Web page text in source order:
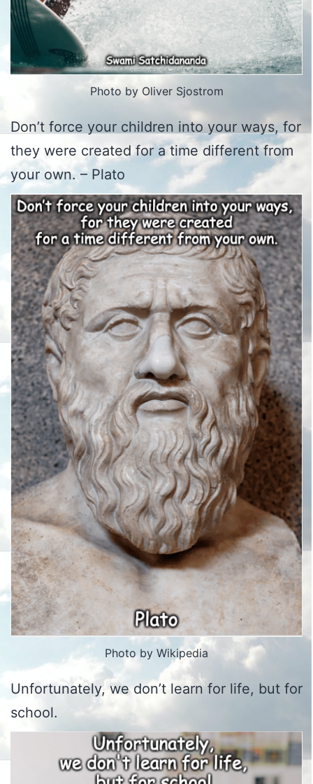
Photo by Oliver Sjostrom
Don’t force your children into your ways, for
they were created for a time different from
your own. – Plato
Photo by Wikipedia
Unfortunately, we don’t learn for life, but for
school.